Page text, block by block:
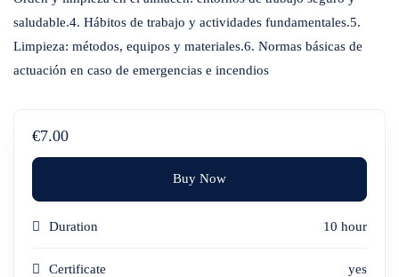
saludable.4. Hábitos de trabajo y actividades fundamentales.5.
Limpieza: métodos, equipos y materiales.6. Normas básicas de
actuación en caso de emergencias e incendios
€7.00
Buy Now
Duration 10 hour
Certificate yes